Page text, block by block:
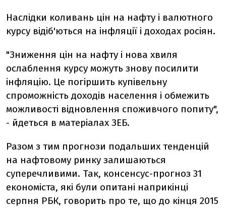
Наслідки коливань цін на нафту і валютного
курсу відіб'ються на інфляції і доходах росіян.
"Зниження цін на нафту і нова хвиля
ослаблення курсу можуть знову посилити
інфляцію. Це погіршить купівельну
спроможність доходів населення і обмежить
можливості відновлення споживчого попиту",
- йдеться в матеріалах ЗЕБ.
Разом з тим прогнози подальших тенденцій
на нафтовому ринку залишаються
суперечливими. Так, консенсус-прогноз 31
економіста, які були опитані наприкінці
серпня РБК, говорить про те, що до кінця 2015